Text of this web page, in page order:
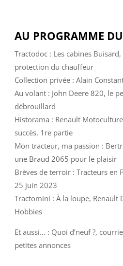
AU PROGRAMME
Tractodoc : Les cabines
protection du chauffeur
Collection privée : Alain
Au volant : John Deere 820, le
débrouillard
Historama : Renault
succès, 1re partie
Mon tracteur, ma passion :
une Braud 2065 pour le plaisir
Brèves de terroir : Tracteurs en
25 juin 2023
Tractomini : À la loupe, Renault
Hobbies
Et aussi… : Quoi d’neuf ?,
petites annonces